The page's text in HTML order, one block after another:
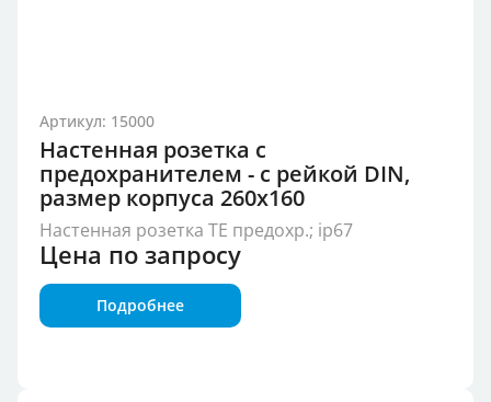
Артикул: 15000
Настенная розетка с
предохранителем - с рейкой DIN,
размер корпуса 260x160
Настенная розетка TE предохр.; ip67
Цена по запросу
Подробнее